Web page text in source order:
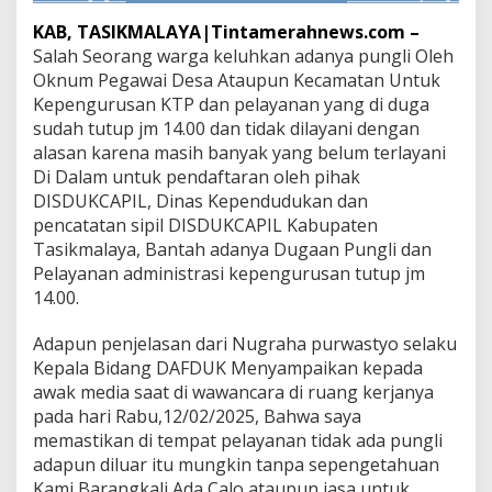
s
i
k
m
a
l
a
a
B
a
n
t
a
h
g
a
a
n
A
d
a
KAB, TASIKMALAYA|Tintamerahnews.com –
Salah Seorang warga keluhkan adanya pungli Oleh
Oknum Pegawai Desa Ataupun Kecamatan Untuk
Kepengurusan KTP dan pelayanan yang di duga
sudah tutup jm 14.00 dan tidak dilayani dengan
alasan karena masih banyak yang belum terlayani
Di Dalam untuk pendaftaran oleh pihak
DISDUKCAPIL, Dinas Kependudukan dan
pencatatan sipil DISDUKCAPIL Kabupaten
Tasikmalaya, Bantah adanya Dugaan Pungli dan
Pelayanan administrasi kepengurusan tutup jm
14.00.
Adapun penjelasan dari Nugraha purwastyo selaku
Kepala Bidang DAFDUK Menyampaikan kepada
awak media saat di wawancara di ruang kerjanya
pada hari Rabu,12/02/2025, Bahwa saya
memastikan di tempat pelayanan tidak ada pungli
adapun diluar itu mungkin tanpa sepengetahuan